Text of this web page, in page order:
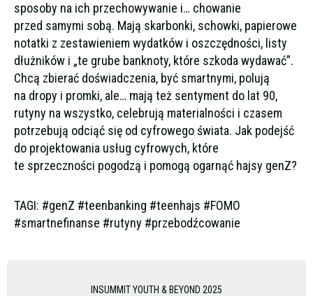
sposoby na ich przechowywanie i… chowanie
przed samymi sobą. Mają skarbonki, schowki, papierowe
notatki z zestawieniem wydatków i oszczędności, listy
dłużników i „te grube banknoty, które szkoda wydawać”.
Chcą zbierać doświadczenia, być smartnymi, polują
na dropy i promki, ale… mają też sentyment do lat 90,
rutyny na wszystko, celebrują materialności i czasem
potrzebują odciąć się od cyfrowego świata. Jak podejść
do projektowania usług cyfrowych, które
te sprzeczności pogodzą i pomogą ogarnąć hajsy genZ?
TAGI: #genZ #teenbanking #teenhajs #FOMO
#smartnefinanse #rutyny #przebodźcowanie
INSUMMIT YOUTH & BEYOND 2025